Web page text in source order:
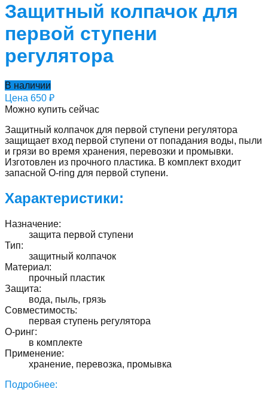
Защитный колпачок для
первой ступени
регулятора
В наличии
Цена 650 ₽
Можно купить сейчас
Защитный колпачок для первой ступени регулятора
защищает вход первой ступени от попадания воды, пыли
и грязи во время хранения, перевозки и промывки.
Изготовлен из прочного пластика. В комплект входит
запасной O-ring для первой ступени.
Характеристики:
Назначение:
защита первой ступени
Тип:
защитный колпачок
Материал:
прочный пластик
Защита:
вода, пыль, грязь
Совместимость:
первая ступень регулятора
O-ринг:
в комплекте
Применение:
хранение, перевозка, промывка
Подробнее: